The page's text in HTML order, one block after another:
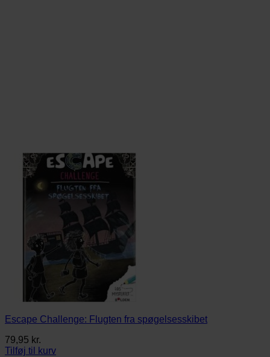
Escape Challenge: Flugten fra spøgelsesskibet
79,95 kr.
Tilføj til kurv